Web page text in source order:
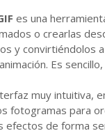
es una
o crearlas
y convirtiéndolos
Es
muy intuitiva,
fotogramas para
efectos de forma